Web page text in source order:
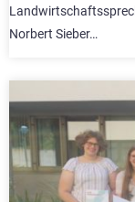
Norbert Sieber…